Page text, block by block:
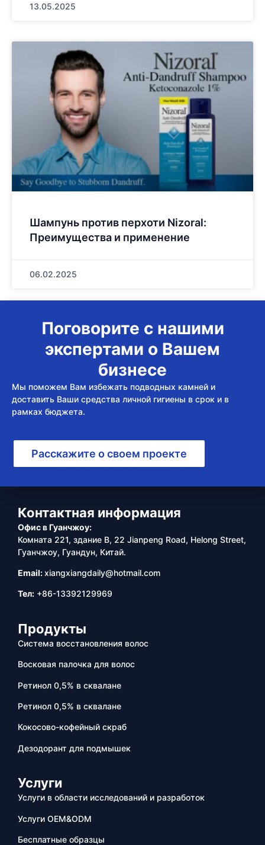
13.05.2025
Шампунь против перхоти Nizoral:
Преимущества и применение
06.02.2025
Поговорите с нашими
экспертами о Вашем
бизнесе
Мы поможем Вам избежать подводных камней и
доставить Ваши средства личной гигиены в срок и в
рамках бюджета.
Расскажите о своем проекте
Контактная информация
Офис в Гуанчжоу:
Комната 221, здание B, 22 Jianpeng Road, Helong Street,
Гуанчжоу, Гуандун, Китай.
Email:xiangxiangdaily@hotmail.com
Тел: +86-13392129969
Продукты
Система восстановления волос
Восковая палочка для волос
Ретинол 0,5% в сквалане
Ретинол 0,5% в сквалане
Кокосово-кофейный скраб
Дезодорант для подмышек
Услуги
Услуги в области исследований и разработок
Услуги OEM&ODM
Бесплатные образцы